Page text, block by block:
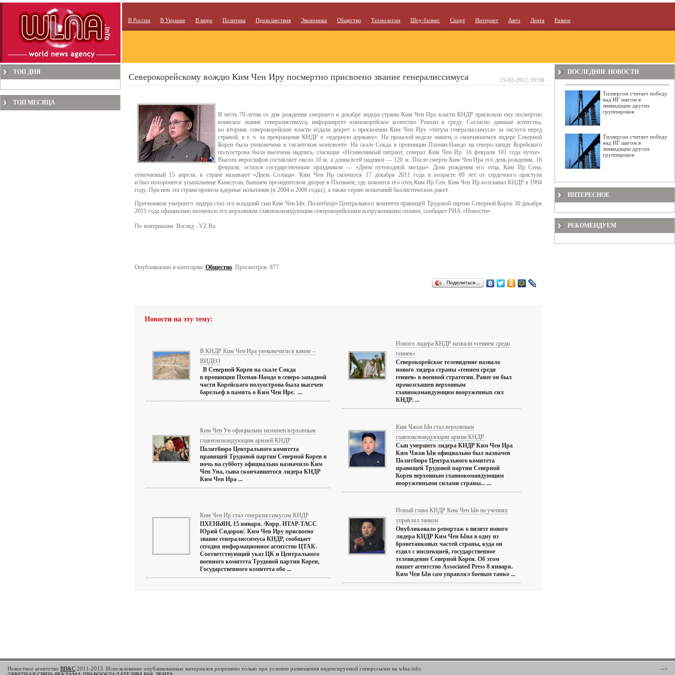
В России В Украине В мире Политика Происшествия Экономика Общество Технологии Шоу-бизнес Спорт Интернет Авто Лента Разное
ТОП ДНЯ
ТОП МЕСЯЦА
Северокорейскому вождю Ким Чен Иру посмертно присвоено звание генералиссимуса
В честь 70-летия со дня рождения умершего в декабре лидера страны Ким Чен Ира власти КНДР присвоили ему посмертно
воинское звание генералиссимуса, информирует южнокорейское агентство Ренхап в среду. Согласно данным агентства,
во вторник северокорейские власти издали декрет о присвоении Ким Чен Иру «титула генералиссимуса» за заслуги перед
страной, в т. ч. за превращение КНДР в «ядерную державу». На прошлой неделе память о скончавшемся лидере Северной
Кореи была увековечена в гигантском монументе. На скале Сокда в провинции Пхенан-Намдо на северо-западе Корейского
полуострова была высечена надпись, гласящая «Незаменимый патриот, генерал Ким Чен Ир. 16 февраля 101 года чучхе».
Высота иероглифов составляет около 10 м, а длина всей надписи — 120 м. После смерти Ким Чен Ира его день рождения, 16
февраля, остался государственным праздником — «Днем путеводной звезды». День рождения его отца, Ким Ир Сена,
отмечаемый 15 апреля, в стране называют «Днем Солнца». Ким Чен Ир скончался 17 декабря 2011 года в возрасте 69 лет от сердечного приступа
и был похоронен в усыпальнице Кымсусан, бывшем президентском дворце в Пхеньяне, где покоится его отец Ким Ир Сен. Ким Чен Ир возглавил КНДР в 1994
году. При нем эта страна провела ядерные испытания (в 2004 и 2006 годах), а также серию испытаний баллистических ракет.
Преемником умершего лидера стал его младший сын Ким Чен Ын. Политбюро Центрального комитета правящей Трудовой партии Северной Кореи 30 декабря
2011 года официально назначило его верховным главнокомандующим северокорейскими вооруженными силами, сообщает РИА «Новости».
По материалам Взгляд - VZ.Ru
Опубликовано в категории: Общество. Просмотров: 877
Поделиться…
Новости на эту тему:
В КНДР Ким Чен Ира увековечили в камне –
ВИДЕО
В Северной Кореи на скале Сокда
в провинции Пхенан-Намдо в северо-западной
части Корейского полуострова была высечен
барельеф в память о Ким Чен Ире. ...
Нового лидера КНДР назвали «гением среди
гениев»
Северокорейское телевидение назвало
нового лидера страны «гением среди
гениев» в военной стратегии. Ранее он был
провозглашен верховным
главнокомандующим вооруженных сил
КНДР. ...
Ким Чен Ун официально назначен верховным
главнокомандующим армией КНДР
Политбюро Центрального комитета
правящей Трудовой партии Северной Кореи в
ночь на субботу официально назначило Ким
Чен Уна, сына скончавшегося лидера КНДР
Ким Чен Ира ...
Ким Чжон Ын стал верховным
главнокомандующим армии КНДР
Сын умершего лидера КНДР Ким Чен Ира
Ким Чжон Ын официально был назначен
Политбюро Центрального комитета
правящей Трудовой партии Северной
Кореи верховным главнокомандующим
вооруженными силами страны... ...
Ким Чен Ир стал генералиссимусом КНДР
ПХЕНЬЯН, 15 января. /Корр. ИТАР-ТАСС
Юрий Сидоров/. Ким Чен Иру присвоено
звание генералиссимуса КНДР, сообщает
сегодня информационное агентство ЦТАК.
Соответствующий указ ЦК и Центрального
военного комитета Трудовой партии Кореи,
Государственного комитета обо ...
Новый глава КНДР Ким Чен Ын на учениях
управлял танком
Опубликовало репортаж о визите нового
лидера КНДР Ким Чен Ына в одну из
бронетанковых частей страны, куда он
ездил с инспекцией, государственное
телевидение Северной Кореи. Об этом
пишет агентство Associated Press 8 января.
Ким Чен Ын сам управлял боевым танко ...
15-02-2012, 09:56
ПОСЛЕДНИЕ НОВОСТИ
Тиллерсон считает победу
над ИГ шагом в
ликвидации других
группировок
Тиллерсон считает победу
над ИГ шагом в
ликвидации других
группировок
ИНТЕРЕСНОЕ
РЕКОМЕНДУЕМ
Новостное агентство BB&C 2011-2013. Использование опубликованных материалов разрешено только при условии размещения индексируемой гиперссылки на wlna.info.
-->